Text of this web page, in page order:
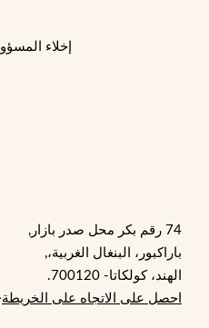
❗ إخلاء
74 رقم بكر محل صدر بازار,
باراكبور، البنغال الغربية،,
الهند، كولكاتا- 700120.
احصل على الاتجاه على الخريطة